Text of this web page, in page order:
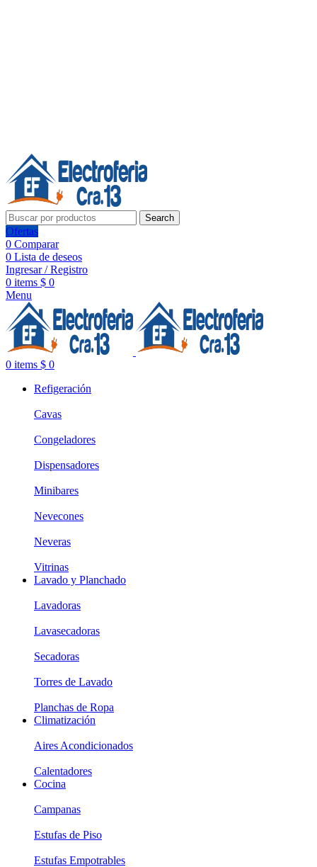
Search
Ofertas
0 Comparar
0 Lista de deseos
Ingresar / Registro
0 items $ 0
Menu
0 items $ 0
Refigeración
Cavas
Congeladores
Dispensadores
Minibares
Nevecones
Neveras
Vitrinas
Lavado y Planchado
Lavadoras
Lavasecadoras
Secadoras
Torres de Lavado
Planchas de Ropa
Climatización
Aires Acondicionados
Calentadores
Cocina
Campanas
Estufas de Piso
Estufas Empotrables